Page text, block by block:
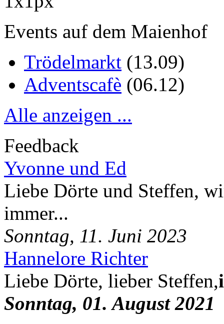
Events auf dem Maienhof
Trödelmarkt (13.09)
Adventscafè (06.12)
Alle anzeigen ...
Feedback
Yvonne und Ed
Liebe Dörte und Steffen,
immer...
Sonntag, 11. Juni 2023
Hannelore Richter
Liebe Dörte, lieber Steffen,
Sonntag, 01. August 2021